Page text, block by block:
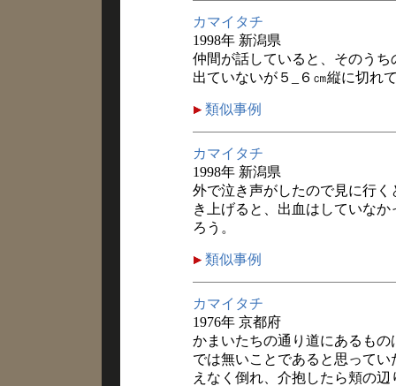
カマイタチ
1998年 新潟県
仲間が話していると、そのう
出ていないが５_６㎝縦に切れ
類似事例
カマイタチ
1998年 新潟県
外で泣き声がしたので見に行
き上げると、出血はしていな
ろう。
類似事例
カマイタチ
1976年 京都府
かまいたちの通り道にあるも
では無いことであると思って
えなく倒れ、介抱したら頬の